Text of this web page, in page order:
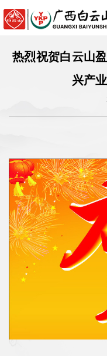
热烈祝贺白云山
兴产